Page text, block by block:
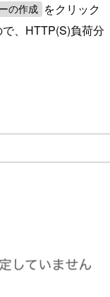
の作成
をクリック
、HTTP(S)負荷分